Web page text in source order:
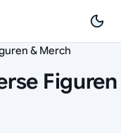
& Merch
Figuren